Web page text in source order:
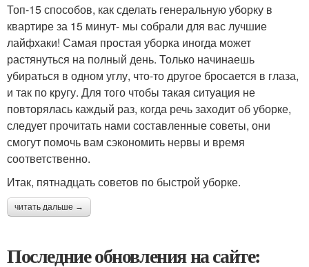
Топ-15 способов, как сделать генеральную уборку в
квартире за 15 минут- мы собрали для вас лучшие
лайфхаки! Самая простая уборка иногда может
растянуться на полный день. Только начинаешь
убираться в одном углу, что-то другое бросается в глаза,
и так по кругу. Для того чтобы такая ситуация не
повторялась каждый раз, когда речь заходит об уборке,
следует прочитать нами составленные советы, они
смогут помочь вам сэкономить нервы и время
соответственно.
Итак, пятнадцать советов по быстрой уборке.
читать дальше →
Последние обновления на сайте: